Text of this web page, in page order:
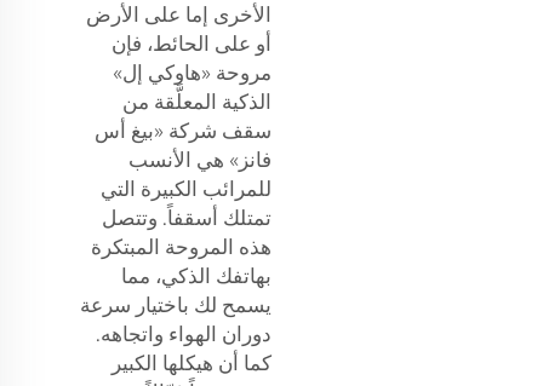
الأخرى إما على الأرض
أو على الحائط، فإن
مروحة «هاوكي إل»
الذكية المعلَّقة من
سقف شركة «بيغ أس
فانز» هي الأنسب
للمرائب الكبيرة التي
تمتلك أسقفاً. وتتصل
هذه المروحة المبتكرة
بهاتفك الذكي، مما
يسمح لك باختيار سرعة
دوران الهواء واتجاهه.
كما أن هيكلها الكبير